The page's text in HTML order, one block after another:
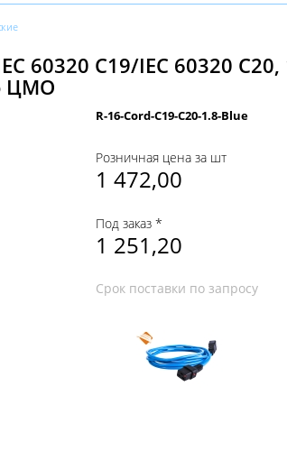
60320 C19/IEC 60320
ЦМО
R-16-Cord-C19-C20-1.8-Blue
Розничная цена за шт
1 472,00
Под заказ *
1 251,20
Срок поставки по запросу